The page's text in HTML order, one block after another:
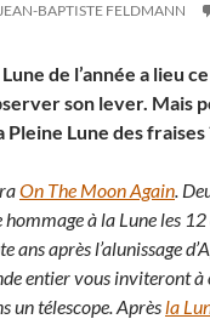
BAPTISTE FELDMANN
de l’année a lieu
son lever. Mais
Lune des fraises
On The Moon Again.
à la Lune les
ans après l’alunissage
entier vous inviteront à
un télescope. Aprèsla